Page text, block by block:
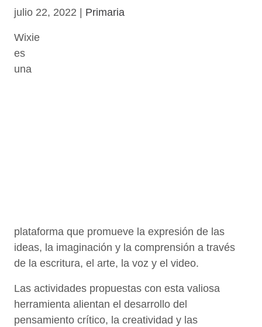
julio 22, 2022 Primaria
Wixie
es
una
plataforma que promueve la expresión de las
ideas, la imaginación y la comprensión a través
de la escritura, el arte, la voz y el video.
Las actividades propuestas con esta valiosa
herramienta alientan el desarrollo del
pensamiento crítico, la creatividad y las